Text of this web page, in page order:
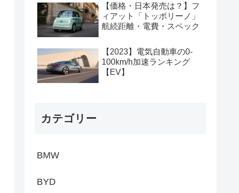
【価格・日本発売は？】フ
ィアット「トッポリーノ」
航続距離・電費・スペック
【2023】電気自動車の0-
100km/h加速ランキング
【EV】
カテゴリー
BMW
BYD